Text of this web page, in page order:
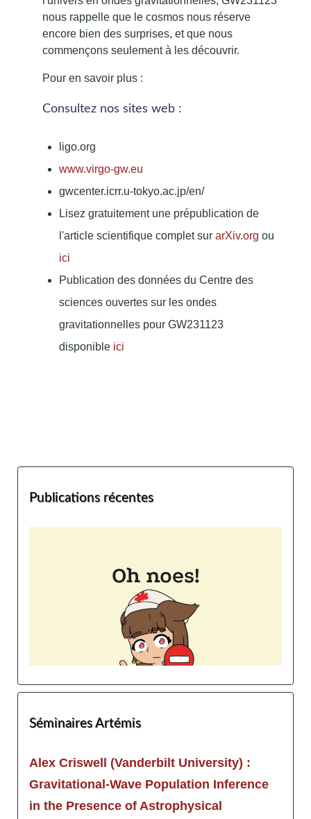
nous rappelle que le cosmos nous réserve
encore bien des surprises, et que nous
commençons seulement à les découvrir.
Pour en savoir plus :
Consultez nos sites web :
ligo.org
www.virgo-gw.eu
gwcenter.icrr.u-tokyo.ac.jp/en/
Lisez gratuitement une prépublication de
l'article scientifique complet sur arXiv.org ou
ici
Publication des données du Centre des
sciences ouvertes sur les ondes
gravitationnelles pour GW231123
disponible ici
Publications récentes
Séminaires Artémis
Alex Criswell (Vanderbilt University) :
Gravitational-Wave Population Inference
in the Presence of Astrophysical